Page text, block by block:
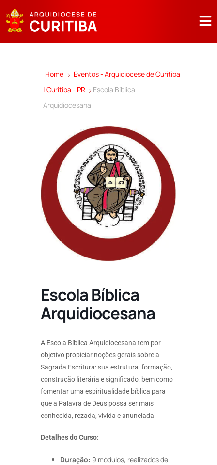
Home
Eventos - Arquidiocese de Curitiba
| Curitiba - PR
Escola Bíblica
Arquidiocesana
Escola Bíblica
Arquidiocesana
A Escola Bíblica Arquidiocesana tem por
objetivo propiciar noções gerais sobre a
Sagrada Escritura: sua estrutura, formação,
construção literária e significado, bem como
fomentar uma espiritualidade bíblica para
que a Palavra de Deus possa ser mais
conhecida, rezada, vivida e anunciada.
Detalhes do Curso:
Duração: 9 módulos, realizados de